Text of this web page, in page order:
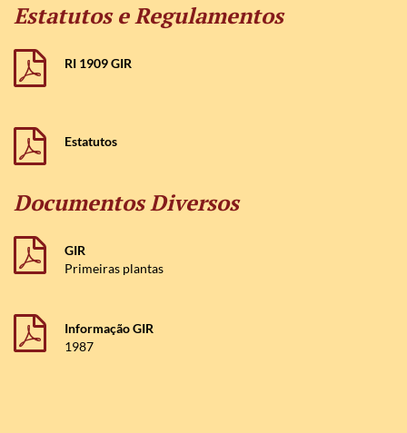
Estatutos e Regulamentos
RI 1909 GIR
Estatutos
Documentos Diversos
GIR
Primeiras plantas
Informação GIR
1987